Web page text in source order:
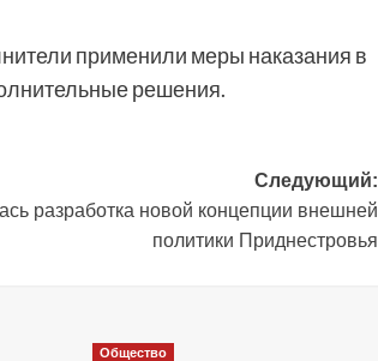
применили меры наказания в
решения.
Следующий:
разработка новой концепции внешней
политики Приднестровья
Общество